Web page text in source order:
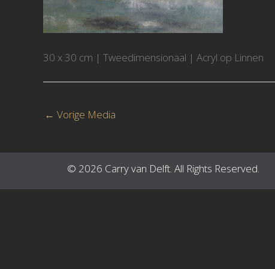
30 x 30 cm | Tweedimensionaal | Acryl op Linnen
← Vorige Media
© 2026 Carry van Delft. All Rights Reserved.